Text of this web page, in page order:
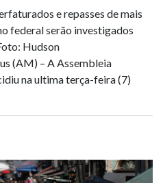
e repasses de mais
federal serão investigados
Hudson
(AM) – A Assembleia
na ultima terça-feira (7)